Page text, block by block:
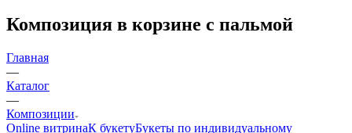
Композиция в корзине с пальмой
Главная
—
Каталог
—
Композиции
Online витринаК букетуБукеты по индивидуальному